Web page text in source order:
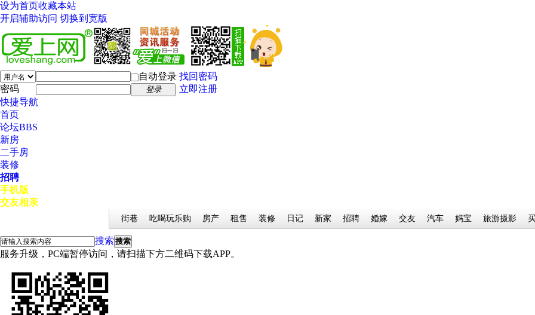
设为首页收藏本站
开启辅助访问 切换到宽版
自动登录 找回密码
密码
登录
立即注册
快捷导航
首页
论坛BBS
新房
二手房
装修
招聘
手机版
交友相亲
街巷 吃喝玩乐购 房产 租售 装修 日记 新家 招聘 婚嫁 交友 汽车 妈宝 旅游摄影
搜索 搜索
服务升级，PC端暂停访问，请扫描下方二维码下载APP。